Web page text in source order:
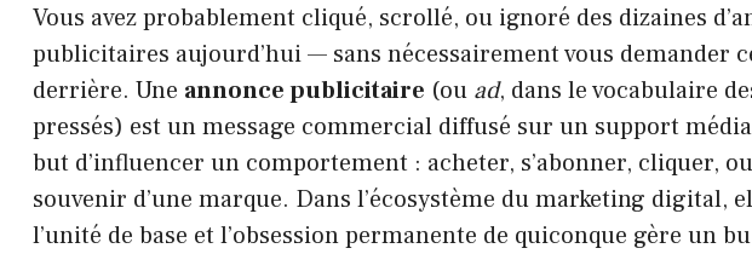
Vous avez probablement cliqué, scrollé, ou ignoré des dizaines
publicitaires aujourd’hui — sans nécessairement vous demander
derrière. Une annonce publicitaire (ou ad, dans le vocabulaire
pressés) est un message commercial diffusé sur un support
but d’influencer un comportement : acheter, s’abonner, cliquer,
souvenir d’une marque. Dans l’écosystème du marketing digital,
l’unité de base et l’obsession permanente de quiconque gère un